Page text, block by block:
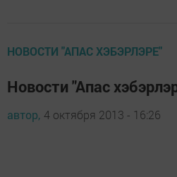
НОВОСТИ "АПАС ХЭБЭРЛЭРЕ"
Новости "Апас
автор, 4 октября 2013 - 16:26